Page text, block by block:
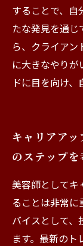
することで、自
たな発見を通
ら、クライアン
に大きなやり
ドに目を向け、
キャリアア
のステップを
美容師としてキ
ることは非常に
バイスとして
ます。最新の